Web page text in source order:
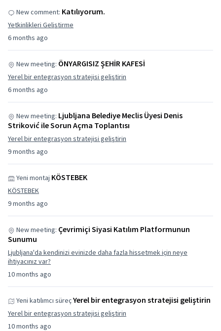
6 months ago
New comment: Katılıyorum.
Yetkinlikleri Geliştirme
6 months ago
New meeting: ÖNYARGISIZ ŞEHİR KAFESİ
Yerel bir entegrasyon stratejisi geliştirin
9 months ago
New meeting: Ljubljana Belediye Meclis Üyesi Denis
Striković ile Sorun Açma Toplantısı
Yerel bir entegrasyon stratejisi geliştirin
9 months ago
Yeni montaj KÖSTEBEK
KÖSTEBEK
10 months ago
New meeting: Çevrimiçi Siyasi Katılım Platformunun
Sunumu
Ljubljana'da kendinizi evinizde daha fazla hissetmek için neye
ihtiyacınız var?
10 months ago
Yeni katılımcı süreçYerel bir entegrasyon stratejisi geliştirin
Yerel bir entegrasyon stratejisi geliştirin